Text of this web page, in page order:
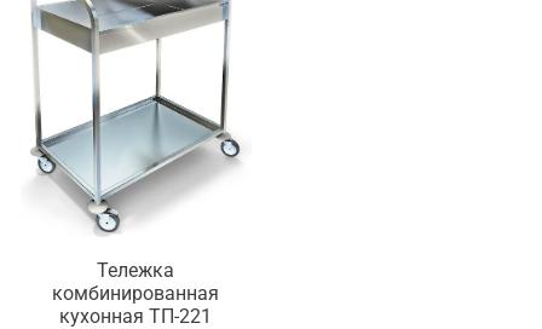
Тележка
комбинированная
кухонная ТП-221